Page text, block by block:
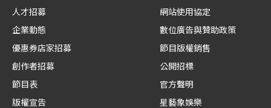
人才招募
企業動態
優惠券店家招募
創作者招募
節目表
版權宣告
網站使用協定
數位廣告與贊助政策
節目版權銷售
公開招標
官方聲明
星藝象娛樂